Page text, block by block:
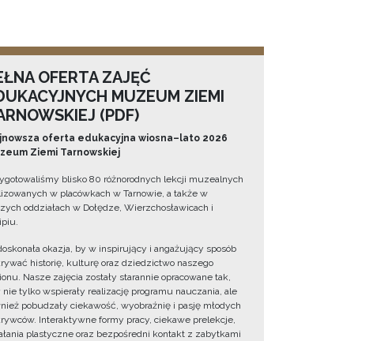
OFERTA ZAJĘĆ
MUZEUM ZIEMI
(PDF)
oferta edukacyjna wiosna–lato 2026
Ziemi Tarnowskiej
blisko 80 różnorodnych lekcji muzealnych
w placówkach w Tarnowie, a także w
oddziałach w Dołędze, Wierzchosławicach i
okazja, by w inspirujący i angażujący sposób
historię, kulturę oraz dziedzictwo naszego
Nasze zajęcia zostały starannie opracowane tak,
nie tylko wspierały realizację programu nauczania, ale
pobudzały ciekawość, wyobraźnię i pasję młodych
Interaktywne formy pracy, ciekawe prelekcje,
plastyczne oraz bezpośredni kontakt z zabytkami